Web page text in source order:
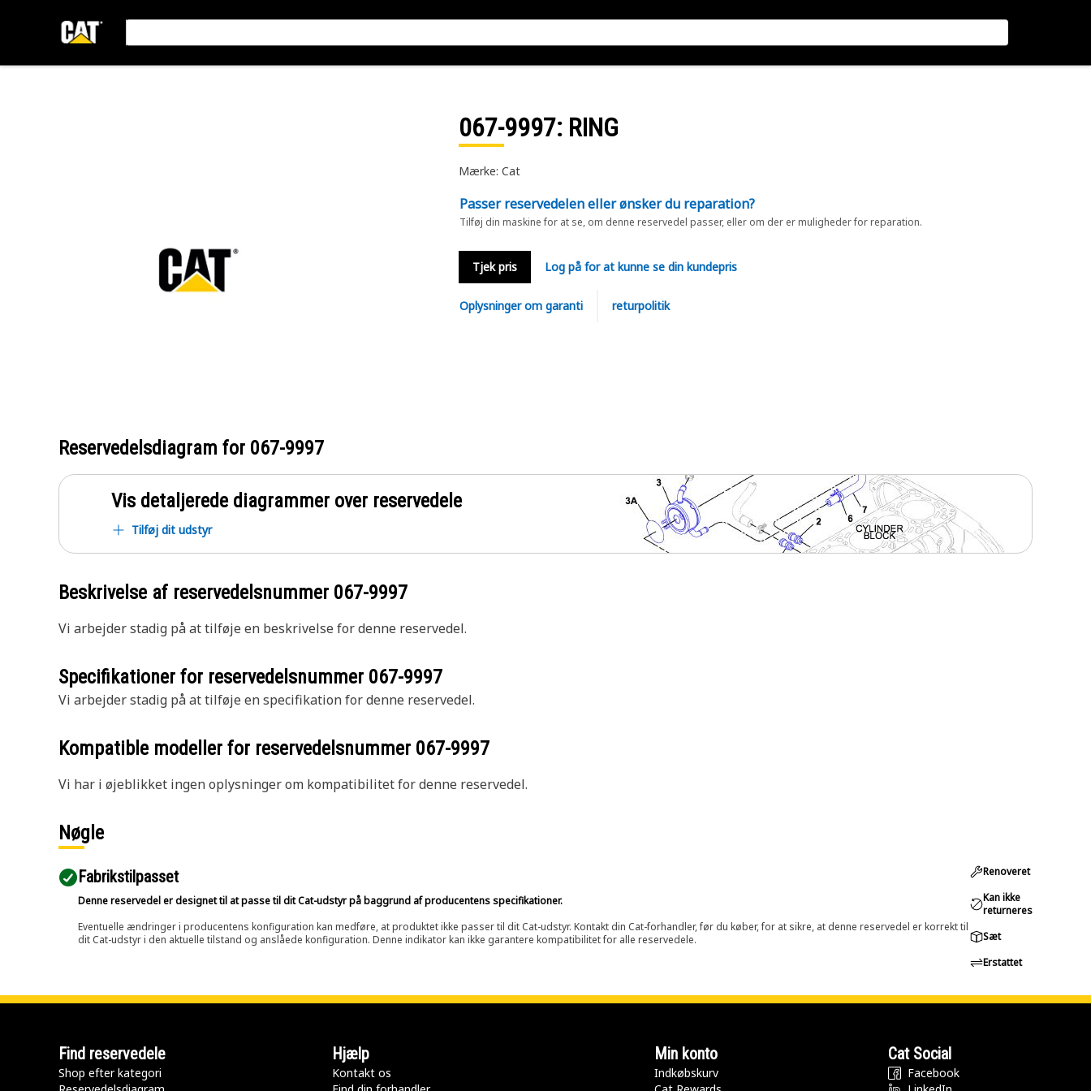
067-9997: RING
Mærke: Cat
Passer reservedelen eller ønsker du reparation?
Tilføj din maskine for at se, om denne reservedel passer, eller om der er muligheder for reparation.
Tjek pris Log på for at kunne se din kundepris
Oplysninger om garanti returpolitik
Reservedelsdiagram for 067-9997
Vis detaljerede diagrammer over reservedele
Tilføj dit udstyr
Beskrivelse af reservedelsnummer 067-9997
Vi arbejder stadig på at tilføje en beskrivelse for denne reservedel.
Specifikationer for reservedelsnummer 067-9997
Vi arbejder stadig på at tilføje en specifikation for denne reservedel.
Kompatible modeller for reservedelsnummer 067-9997
Vi har i øjeblikket ingen oplysninger om kompatibilitet for denne reservedel.
Nøgle
Fabrikstilpasset
Denne reservedel er designet til at passe til dit Cat-udstyr på baggrund af producentens specifikationer.
Eventuelle ændringer i producentens konfiguration kan medføre, at produktet ikke passer til dit Cat-udstyr. Kontakt din Cat-forhandler, før du køber, for at sikre, at denne reservedel er korrekt til
dit Cat-udstyr i den aktuelle tilstand og anslåede konfiguration. Denne indikator kan ikke garantere kompatibilitet for alle reservedele.
Renoveret
Kan ikke
returneres
Sæt
Erstattet
Find reservedele
Shop efter kategori
Hjælp
Kontakt os
Min konto
Indkøbskurv
Cat Social
Facebook